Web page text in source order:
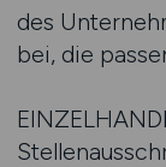
des
bei, die